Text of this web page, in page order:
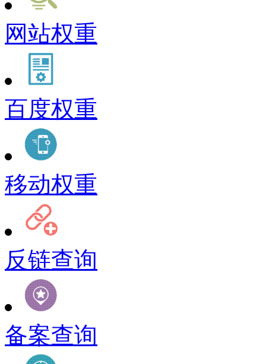
网站权重
百度权重
移动权重
反链查询
备案查询